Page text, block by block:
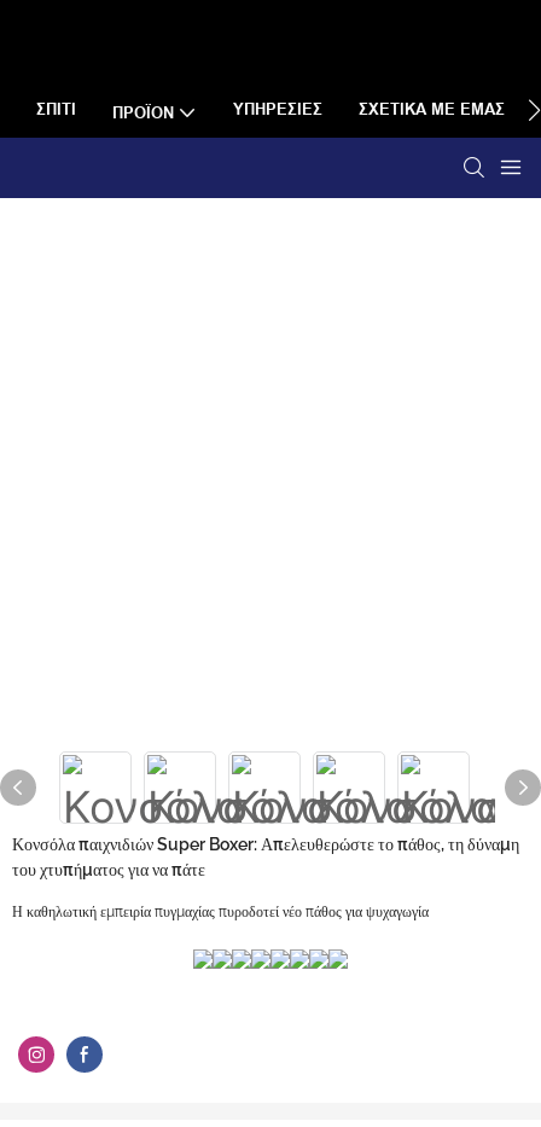
ΣΠΊΤΙ ΠΡΟΪΌΝ ΥΠΗΡΕΣΊΕΣ ΣΧΕΤΙΚΆ ΜΕ ΕΜΆΣ
Κονσόλα παιχνιδιών Super Boxer: Απελευθερώστε το πάθος, τη δύναμη
του χτυπήματος για να πάτε
Η καθηλωτική εμπειρία πυγμαχίας πυροδοτεί νέο πάθος για ψυχαγωγία